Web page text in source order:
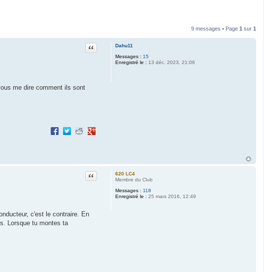
9 messages • Page 1 sur 1
Dahu11
Messages : 15
Enregistré le : 13 déc. 2023, 21:06
Citation
me dire comment ils sont
Partager sur Facebook
Partager sur Twitter
Partager sur Reddit
Partager sur Google+
620 LC4
Membre du Club
Messages : 118
Enregistré le : 25 mars 2016, 12:49
Citation
c'est le contraire. En
Lorsque tu montes ta